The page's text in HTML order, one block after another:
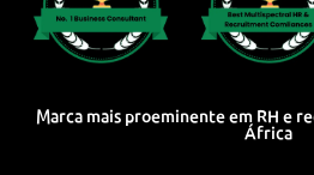
Marca mais proeminente em RH e
África